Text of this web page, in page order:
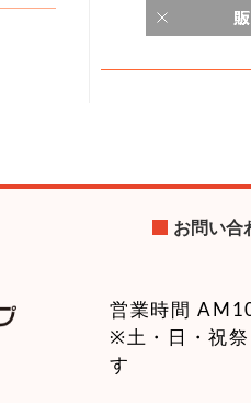
お問い合
営業時間
※土・日・祝
す